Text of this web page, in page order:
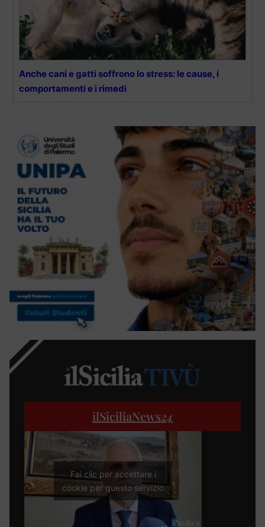
Anche cani e gatti soffrono lo stress: le cause, i
comportamenti e i rimedi
ilSiciliaNews24
Fai clic per accettare i
cookie per questo servizio